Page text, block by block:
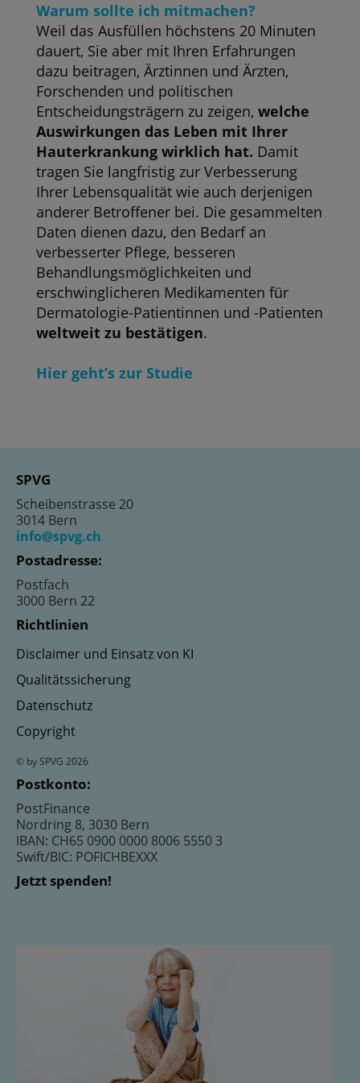
Warum sollte ich mitmachen?
Weil das Ausfüllen höchstens 20 Minuten
dauert, Sie aber mit Ihren Erfahrungen
dazu beitragen, Ärztinnen und Ärzten,
Forschenden und politischen
Entscheidungsträgern zu zeigen, welche
Auswirkungen das Leben mit Ihrer
Hauterkrankung wirklich hat. Damit
tragen Sie langfristig zur Verbesserung
Ihrer Lebensqualität wie auch derjenigen
anderer Betroffener bei. Die gesammelten
Daten dienen dazu, den Bedarf an
verbesserter Pflege, besseren
Behandlungsmöglichkeiten und
erschwinglicheren Medikamenten für
Dermatologie-Patientinnen und -Patienten
weltweit zu bestätigen.
Hier geht’s zur Studie
SPVG
Scheibenstrasse 20
3014 Bern
info@spvg.ch
Postadresse:
Postfach
3000 Bern 22
Richtlinien
Disclaimer und Einsatz von KI
Qualitätssicherung
Datenschutz
Copyright
© by SPVG 2026
Postkonto:
PostFinance
Nordring 8, 3030 Bern
IBAN: CH65 0900 0000 8006 5550 3
Swift/BIC: POFICHBEXXX
Jetzt spenden!